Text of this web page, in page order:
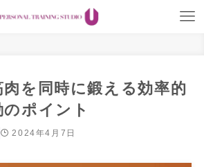
肉を同時に鍛える効率的
のポイント
2024年4月7日